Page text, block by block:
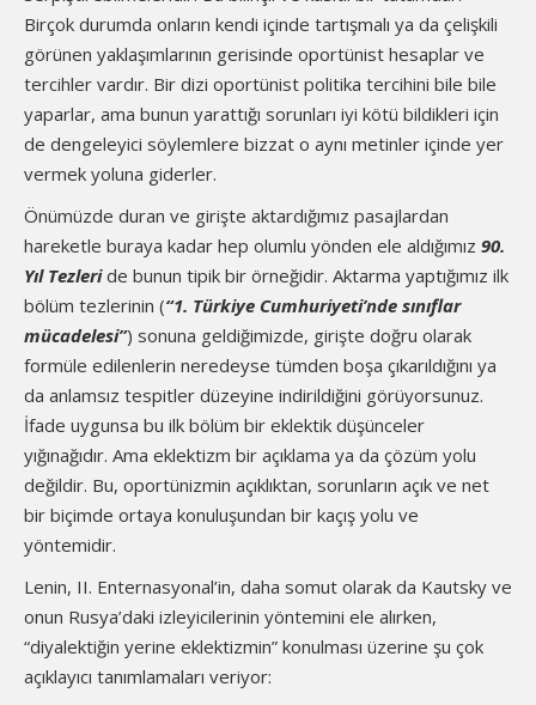
Birçok durumda onların kendi içinde tartışmalı ya da çelişkili
görünen yaklaşımlarının gerisinde oportünist hesaplar ve
tercihler vardır. Bir dizi oportünist politika tercihini bile bile
yaparlar, ama bunun yarattığı sorunları iyi kötü bildikleri için
de dengeleyici söylemlere bizzat o aynı metinler içinde yer
vermek yoluna giderler.
Önümüzde duran ve girişte aktardığımız pasajlardan
hareketle buraya kadar hep olumlu yönden ele aldığımız 90.
Yıl Tezleride bunun tipik bir örneğidir. Aktarma yaptığımız ilk
bölüm tezlerinin (“1. Türkiye Cumhuriyeti’nde sınıflar
mücadelesi”) sonuna geldiğimizde, girişte doğru olarak
formüle edilenlerin neredeyse tümden boşa çıkarıldığını ya
da anlamsız tespitler düzeyine indirildiğini görüyorsunuz.
İfade uygunsa bu ilk bölüm bir eklektik düşünceler
yığınağıdır. Ama eklektizm bir açıklama ya da çözüm yolu
değildir. Bu, oportünizmin açıklıktan, sorunların açık ve net
bir biçimde ortaya konuluşundan bir kaçış yolu ve
yöntemidir.
Lenin, II. Enternasyonal’in, daha somut olarak da Kautsky ve
onun Rusya’daki izleyicilerinin yöntemini ele alırken,
“diyalektiğin yerine eklektizmin” konulması üzerine şu çok
açıklayıcı tanımlamaları veriyor: